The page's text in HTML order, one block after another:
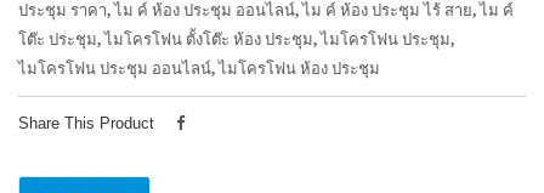
ประชุม ราคา,ไม ค์ ห้อง ประชุม ออนไลน์,ไม ค์ ห้อง ประชุม ไร้ สาย,ไม ค์
โต๊ะ ประชุม,ไมโครโฟน ตั้งโต๊ะ ห้อง ประชุม,ไมโครโฟน ประชุม,
ไมโครโฟน ประชุม ออนไลน์,ไมโครโฟน ห้อง ประชุม
Share This Product